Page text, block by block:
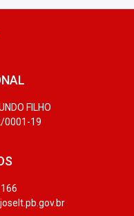
FILHO
0001-19